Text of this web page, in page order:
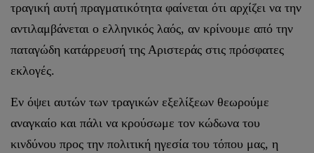
τραγική αυτή πραγματικότητα φαίνεται ότι αρχίζει να την
αντιλαμβάνεται ο ελληνικός λαός, αν κρίνουμε από την
παταγώδη κατάρρευσή της Αριστεράς στις πρόσφατες
εκλογές.
Εν όψει αυτών των τραγικών εξελίξεων θεωρούμε
αναγκαίο και πάλι να κρούσωμε τον κώδωνα του
κινδύνου προς την πολιτική ηγεσία του τόπου μας, η